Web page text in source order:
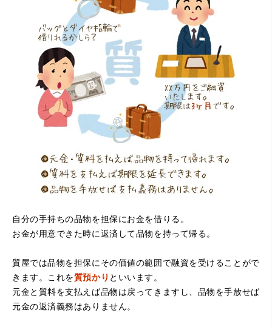
（大阪府寝屋川市）質屋さんは初めてて不安でしたが、他
店買い取りより高く思っていた以上の金額で大満足です。
説明もわかりやすく、優しい話し方の対応でとても良かっ
たです。
（大阪府堺市）電話対応の時からとても感じが良くて来店
してもとても優しく、来て良かったです。これからこちら
でお世話になろうと思いました。ありがとうございまし
た。
自分の手持ちの品物を担保にお金を借りる。
お金が用意できた時に返済して品物を持って帰る。
質屋では品物を担保にその価値の範囲で融資を受けることがで
きます。これを質預かり といいます。
元金と質料を支払えば品物は戻ってきますし、品物を手放せば
元金の返済義務はありません。